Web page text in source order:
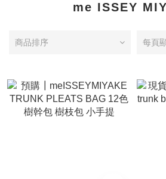
me ISSEY
商品排序 每頁